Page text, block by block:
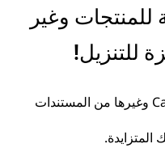
للمنتجات وغير
للتنزيل!
تتوفر كتيبات منتجات Caterpillar وغيرها من المستندات
المتزايدة.